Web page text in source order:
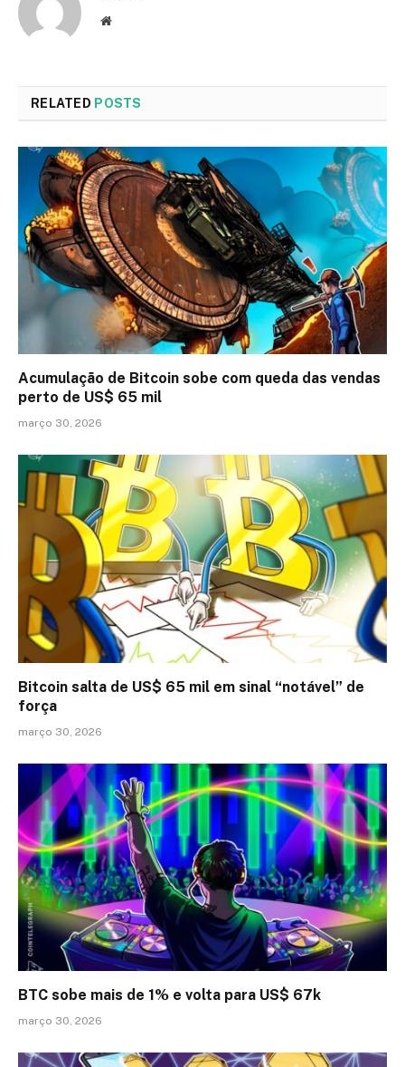
Website
RELATED POSTS
Acumulação de Bitcoin sobe com queda das vendas
perto de US$ 65 mil
março 30, 2026
Bitcoin salta de US$ 65 mil em sinal “notável” de
força
março 30, 2026
BTC sobe mais de 1% e volta para US$ 67k
março 30, 2026